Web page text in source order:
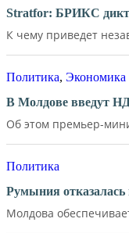
Stratfor: БРИКС
К чему приведет
Политика, Экономика
В Молдове введут
Об этом премьер-
Политика
Румыния
Молдова